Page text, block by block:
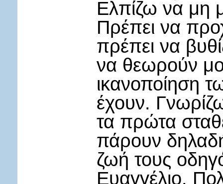
Ελπίζω να μη
Πρέπει να
πρέπει να
να θεωρούν
ικανοποίηση
έχουν.
τα πρώτα
πάρουν
ζωή τους
Ευαγγέλιο.